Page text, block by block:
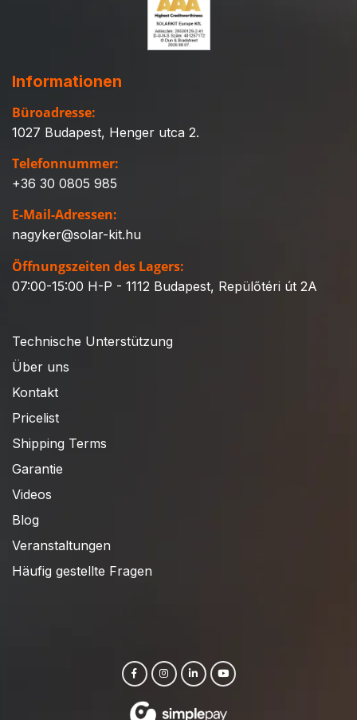
Informationen
Büroadresse:
1027 Budapest, Henger utca 2.
Telefonnummer:
+36 30 0805 985
E-Mail-Adressen:
nagyker@solar-kit.hu
Öffnungszeiten des Lagers:
07:00-15:00 H-P - 1112 Budapest, Repülőtéri út 2A
Technische Unterstützung
Über uns
Kontakt
Pricelist
Shipping Terms
Garantie
Videos
Blog
Veranstaltungen
Häufig gestellte Fragen